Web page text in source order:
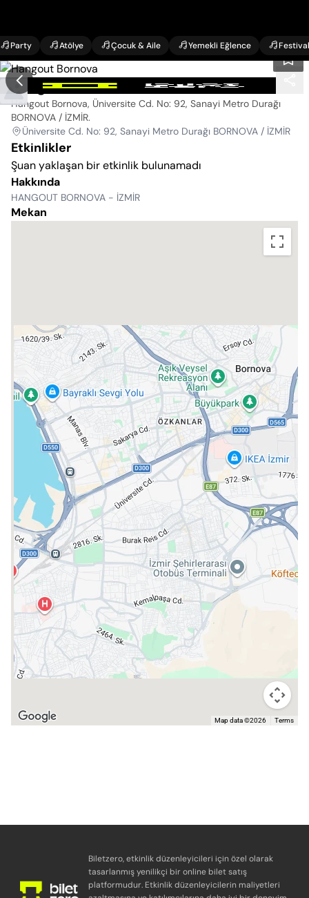
Party Atölye Çocuk & Aile Yemekli Eğlence Festival
Hangout Bornova
Hangout Bornova, Üniversite Cd. No: 92, Sanayi Metro Durağı
BORNOVA / İZMİR.
Üniversite Cd. No: 92, Sanayi Metro Durağı BORNOVA / İZMİR
Etkinlikler
Şuan yaklaşan bir etkinlik bulunamadı
Hakkında
HANGOUT BORNOVA - İZMİR
Mekan
Map data ©2026 Terms
Biletzero, etkinlik düzenleyicileri için özel olarak
tasarlanmış yenilikçi bir online bilet satış
platformudur. Etkinlik düzenleyicilerin maliyetleri